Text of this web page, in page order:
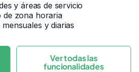
y áreas de servicio
de zona horaria
y diarias
Ver todas las
funcionalidades